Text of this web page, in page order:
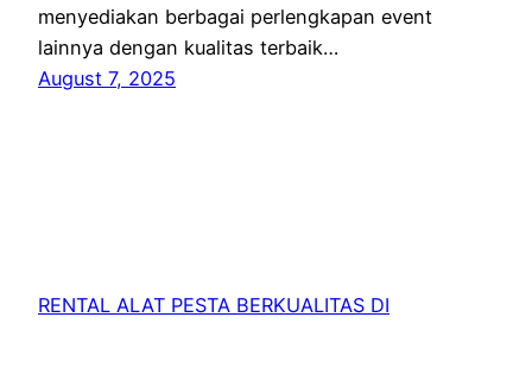
menyediakan berbagai perlengkapan event
lainnya dengan kualitas terbaik…
August 7, 2025
RENTAL ALAT PESTA BERKUALITAS DI